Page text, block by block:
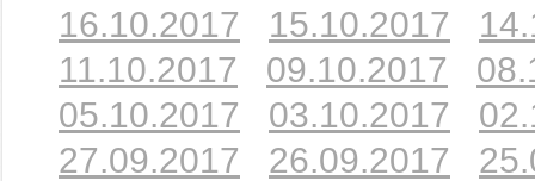
16.10.2017
15.10.2017
11.10.2017
09.10.2017
05.10.2017
03.10.2017
27.09.2017
26.09.2017